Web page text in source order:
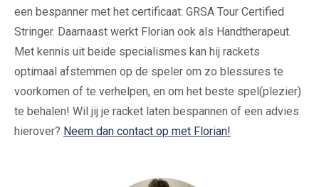
een bespanner met het certificaat: GRSA Tour Certified
Stringer. Daarnaast werkt Florian ook als Handtherapeut.
Met kennis uit beide specialismes kan hij rackets
optimaal afstemmen op de speler om zo blessures te
voorkomen of te verhelpen, en om het beste spel(plezier)
te behalen! Wil jij je racket laten bespannen of een advies
hierover? Neem dan contact op met Florian!